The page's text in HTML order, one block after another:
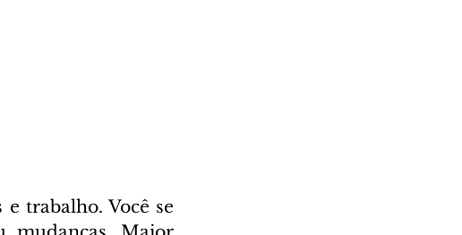
trabalho. Você se